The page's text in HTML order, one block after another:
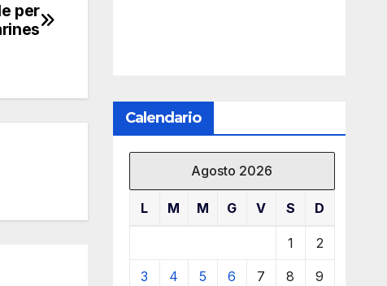
per
Calendario
Agosto 2026
L M M G V S D
1 2
3 4 5 6 7 8 9